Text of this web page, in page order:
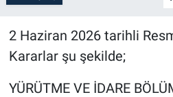
2 Haziran 2026 tarihli
Kararlar şu şekilde;
YÜRÜTME VE İDARE